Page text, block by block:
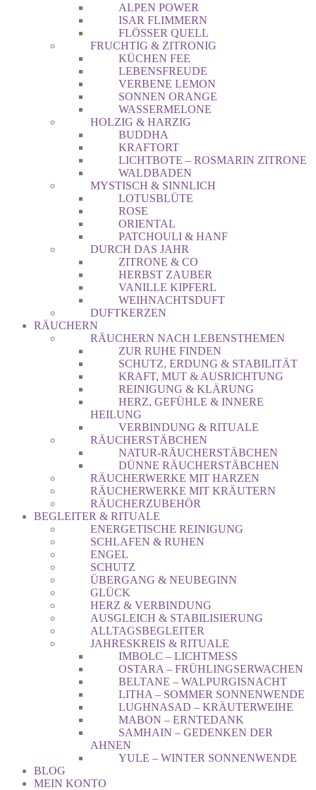
ALPEN POWER
ISAR FLIMMERN
FLÖSSER QUELL
FRUCHTIG & ZITRONIG
KÜCHEN FEE
LEBENSFREUDE
VERBENE LEMON
SONNEN ORANGE
WASSERMELONE
HOLZIG & HARZIG
BUDDHA
KRAFTORT
LICHTBOTE – ROSMARIN ZITRONE
WALDBADEN
MYSTISCH & SINNLICH
LOTUSBLÜTE
ROSE
ORIENTAL
PATCHOULI & HANF
DURCH DAS JAHR
ZITRONE & CO
HERBST ZAUBER
VANILLE KIPFERL
WEIHNACHTSDUFT
DUFTKERZEN
RÄUCHERN
RÄUCHERN NACH LEBENSTHEMEN
ZUR RUHE FINDEN
SCHUTZ, ERDUNG & STABILITÄT
KRAFT, MUT & AUSRICHTUNG
REINIGUNG & KLÄRUNG
HERZ, GEFÜHLE & INNERE
HEILUNG
VERBINDUNG & RITUALE
RÄUCHERSTÄBCHEN
NATUR-RÄUCHERSTÄBCHEN
DÜNNE RÄUCHERSTÄBCHEN
RÄUCHERWERKE MIT HARZEN
RÄUCHERWERKE MIT KRÄUTERN
RÄUCHERZUBEHÖR
BEGLEITER & RITUALE
ENERGETISCHE REINIGUNG
SCHLAFEN & RUHEN
ENGEL
SCHUTZ
ÜBERGANG & NEUBEGINN
GLÜCK
HERZ & VERBINDUNG
AUSGLEICH & STABILISIERUNG
ALLTAGSBEGLEITER
JAHRESKREIS & RITUALE
IMBOLC – LICHTMESS
OSTARA – FRÜHLINGSERWACHEN
BELTANE – WALPURGISNACHT
LITHA – SOMMER SONNENWENDE
LUGHNASAD – KRÄUTERWEIHE
MABON – ERNTEDANK
SAMHAIN – GEDENKEN DER
AHNEN
YULE – WINTER SONNENWENDE
BLOG
MEIN KONTO